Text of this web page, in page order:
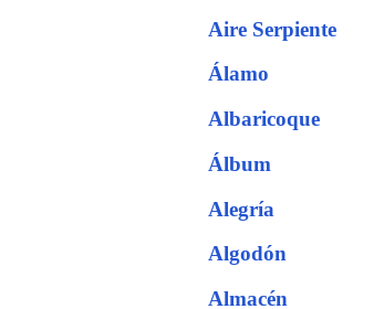
Aire Serpiente
Álamo
Albaricoque
Álbum
Alegría
Algodón
Almacén